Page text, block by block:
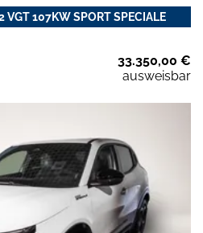
107KW SPORT SPECIALE
33.350,00 €
ausweisbar